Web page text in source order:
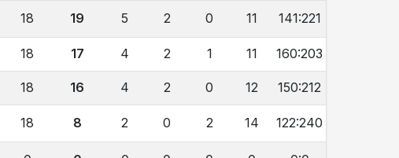
18 19 5 2 0 11 141:221
18 17 4 2 1 11 160:203
18 16 4 2 0 12 150:212
18 8 2 0 2 14 122:240